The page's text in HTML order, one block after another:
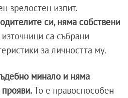
зрелостен изпит.
си, няма собствени
са събрани
за личността му.
минало и няма
То е правоспособен